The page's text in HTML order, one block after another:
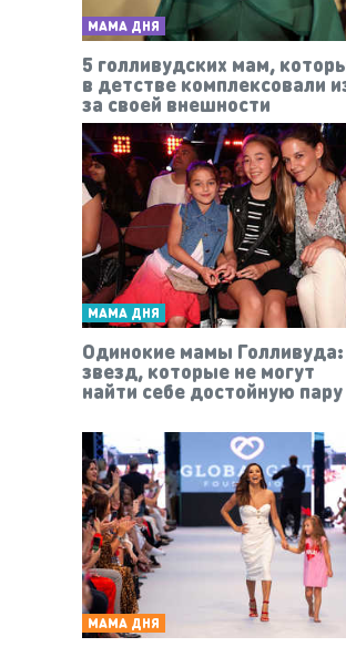
МАМА ДНЯ
5 голливудских мам,
в детстве комплексовали
за своей внешности
МАМА ДНЯ
Одинокие мамы Голливуда:
звезд, которые не могут
найти себе достойную пару
МАМА ДНЯ